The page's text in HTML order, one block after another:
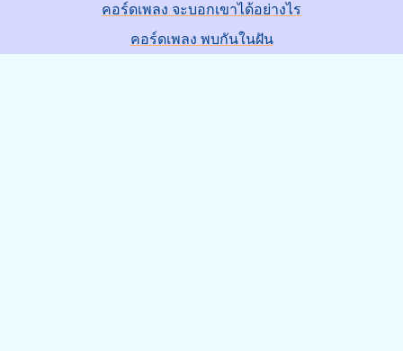
คอร์ดเพลง จะบอกเขาได้อย่างไร
คอร์ดเพลง พบกันในฝัน